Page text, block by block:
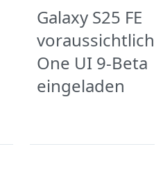
Galaxy S25 FE
voraussichtlich
One UI 9-Beta
eingeladen